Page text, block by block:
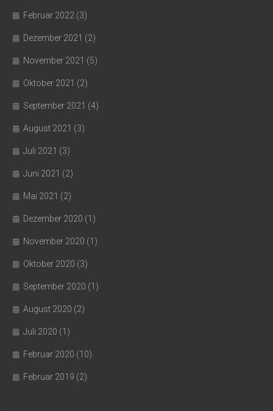
Februar 2022 (3)
Dezember 2021 (2)
November 2021 (5)
Oktober 2021 (2)
September 2021 (4)
August 2021 (3)
Juli 2021 (3)
Juni 2021 (2)
Mai 2021 (2)
Dezember 2020 (1)
November 2020 (1)
Oktober 2020 (3)
September 2020 (1)
August 2020 (2)
Juli 2020 (1)
Februar 2020 (10)
Februar 2019 (2)